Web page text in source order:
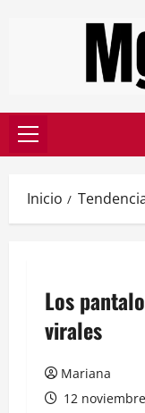
Inicio
Los
virales
Mariana
12